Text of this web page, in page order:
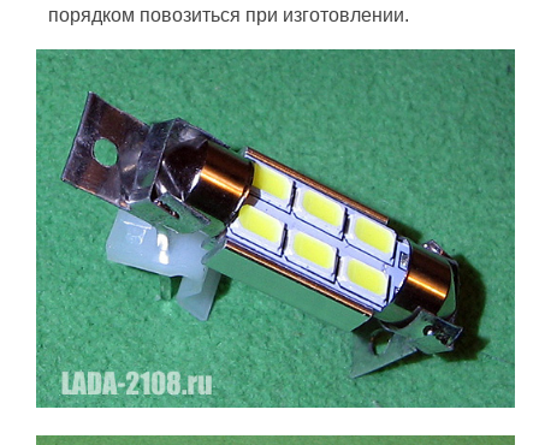
порядком повозиться при изготовлении.